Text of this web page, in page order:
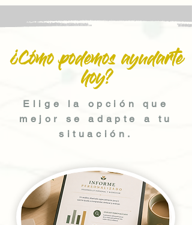
¿Cómo podemos ayudarte
hoy?
Elige la opción que
mejor se adapte a tu
situación.